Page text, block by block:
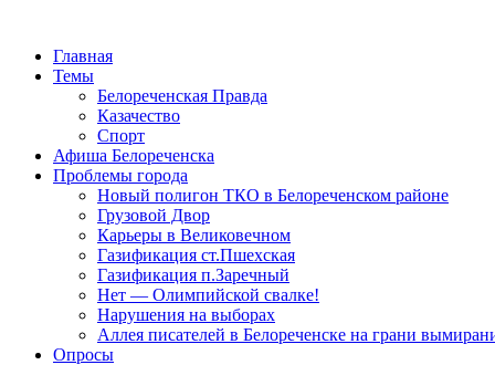
Главная
Темы
Белореченская Правда
Казачество
Спорт
Афиша Белореченска
Проблемы города
Новый полигон ТКО в Белореченском районе
Грузовой Двор
Карьеры в Великовечном
Газификация ст.Пшехская
Газификация п.Заречный
Нет — Олимпийской свалке!
Нарушения на выборах
Аллея писателей в Белореченске на грани
Опросы